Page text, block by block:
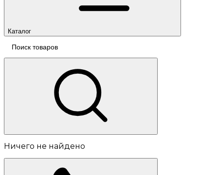
Каталог
Ничего не найдено